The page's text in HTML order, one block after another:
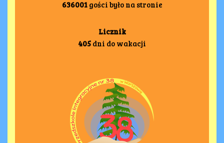
636001gości było na stronie
Licznik
405 dni do wakacji